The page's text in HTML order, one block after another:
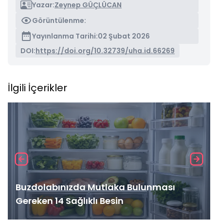
Yazar:Zeynep GÜÇLÜCAN
Görüntülenme:
Yayınlanma Tarihi:02 Şubat 2026
DOI:https://doi.org/10.32739/uha.id.66269
İlgili İçerikler
Buzdolabınızda Mutlaka Bulunması
Gereken 14 Sağlıklı Besin